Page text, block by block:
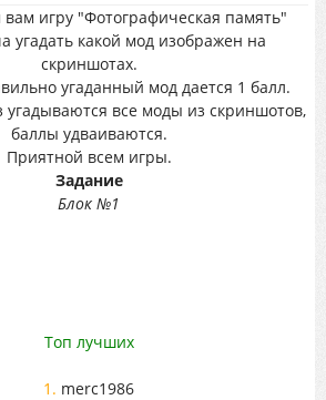
вам игру "Фотографическая память"
угадать какой мод изображен на
скриншотах.
угаданный мод дается 1 балл.
угадываются все моды из скриншотов,
баллы удваиваются.
Приятной всем игры.
Задание
Блок №1
Топ лучших
1. merc1986